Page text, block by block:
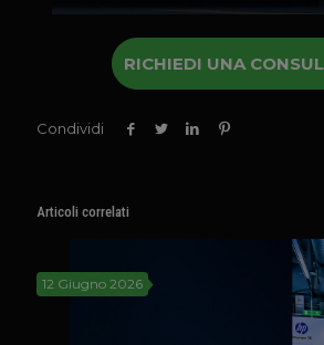
RICHIEDI UNA
Condividi
Articoli correlati
12 Giugno 2026